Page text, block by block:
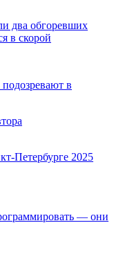
два обгоревших
в скорой
в
Петербурге 2025
— они